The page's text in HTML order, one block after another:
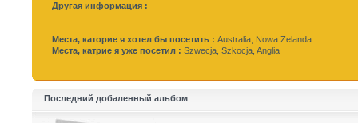
Другая информация :
Места, каторие я хотел бы посетить : Australia, Nowa Zelanda
Места, катрие я уже посетил : Szwecja, Szkocja, Anglia
Последний добаленный альбом